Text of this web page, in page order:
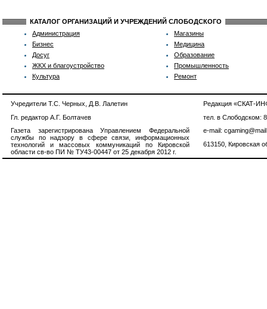
КАТАЛОГ ОРГАНИЗАЦИЙ И УЧРЕЖДЕНИЙ СЛОБОДСКОГО
Администрация
Бизнес
Досуг
ЖКХ и благоустройство
Культура
Магазины
Медицина
Образование
Промышленность
Ремонт
Учредители Т.С. Черных, Д.В. Лалетин
Гл. редактор А.Г. Болтачев
Газета зарегистрирована Управлением Федеральной
службы по надзору в сфере связи, информационных
технологий и массовых коммуникаций по Кировской
области св-во ПИ № ТУ43-00447 от 25 декабря 2012 г.
Редакция «СКАТ-
тел. в Слободском:
e-mail:
613150, Кировская